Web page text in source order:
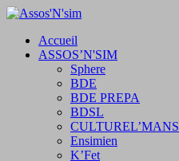
Accueil
ASSOS’N'SIM
Sphere
BDE
BDE PREPA
BDSL
CULTUREL’MANS
Ensimien
K’Fet